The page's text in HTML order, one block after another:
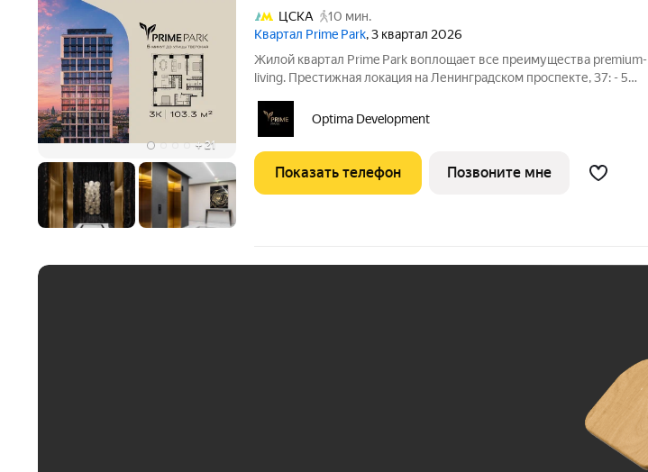
+21
ЦСКА
10 мин.
Квартал Prime Park, 3 квартал 2026
Жилой квартал Prime Park воплощает все преимущества premium-
living. Престижная локация на Ленинградском проспекте, 37: - 5
20 мин. до аэропорта «Шереметьево» или «Москва-Сити», - 4
Optima Development
Показать телефон Позвоните мне